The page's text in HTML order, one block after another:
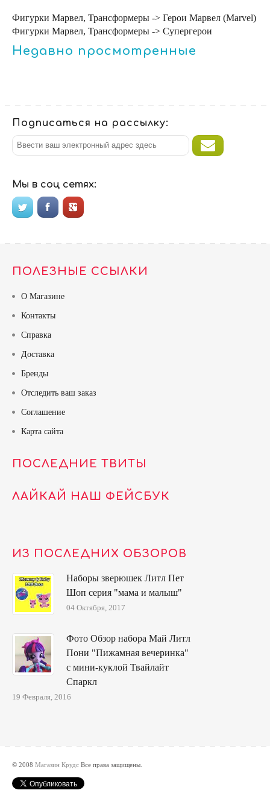
Фигурки Марвел, Трансформеры -> Герои Марвел (Marvel)
Фигурки Марвел, Трансформеры -> Супергерои
Недавно просмотренные
Подписаться на рассылку:
Мы в соц сетях:
ПОЛЕЗНЫЕ ССЫЛКИ
О Магазине
Контакты
Справка
Доставка
Бренды
Отследить ваш заказ
Соглашение
Карта сайта
ПОСЛЕДНИЕ ТВИТЫ
ЛАЙКАЙ НАШ ФЕЙСБУК
ИЗ ПОСЛЕДНИХ ОБЗОРОВ
Наборы зверюшек Литл Пет
Шоп серия "мама и малыш"
04 Октября, 2017
Фото Обзор набора Май Литл
Пони "Пижамная вечеринка"
с мини-куклой Твайлайт
Спаркл
19 Февраля, 2016
© 2008 Магазин Крудс Все права защищены.